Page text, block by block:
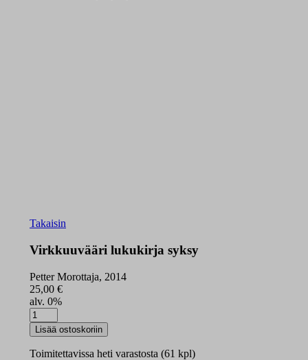
Takaisin
Virkkuuvääri lukukirja syksy
Petter Morottaja, 2014
25,00 €
alv. 0%
Virkkuuvääri
lukukirja
syksy
määrä
Lisää ostoskoriin
Toimitettavissa heti varastosta (61 kpl)